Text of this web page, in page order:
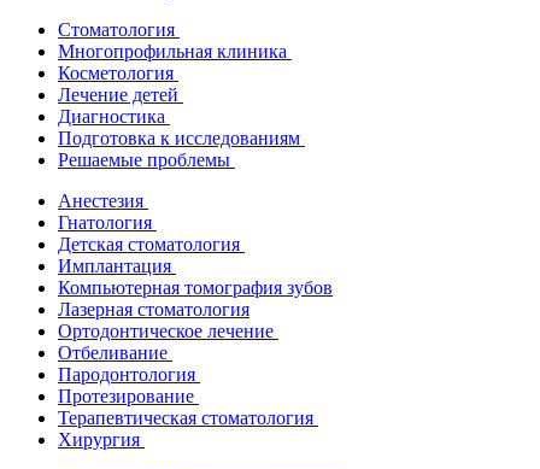
Стоматология
Многопрофильная клиника
Косметология
Лечение детей
Диагностика
Подготовка к исследованиям
Решаемые проблемы
Анестезия
Гнатология
Детская стоматология
Имплантация
Компьютерная томография зубов
Лазерная стоматология
Ортодонтическое лечение
Отбеливание
Пародонтология
Протезирование
Терапевтическая стоматология
Хирургия